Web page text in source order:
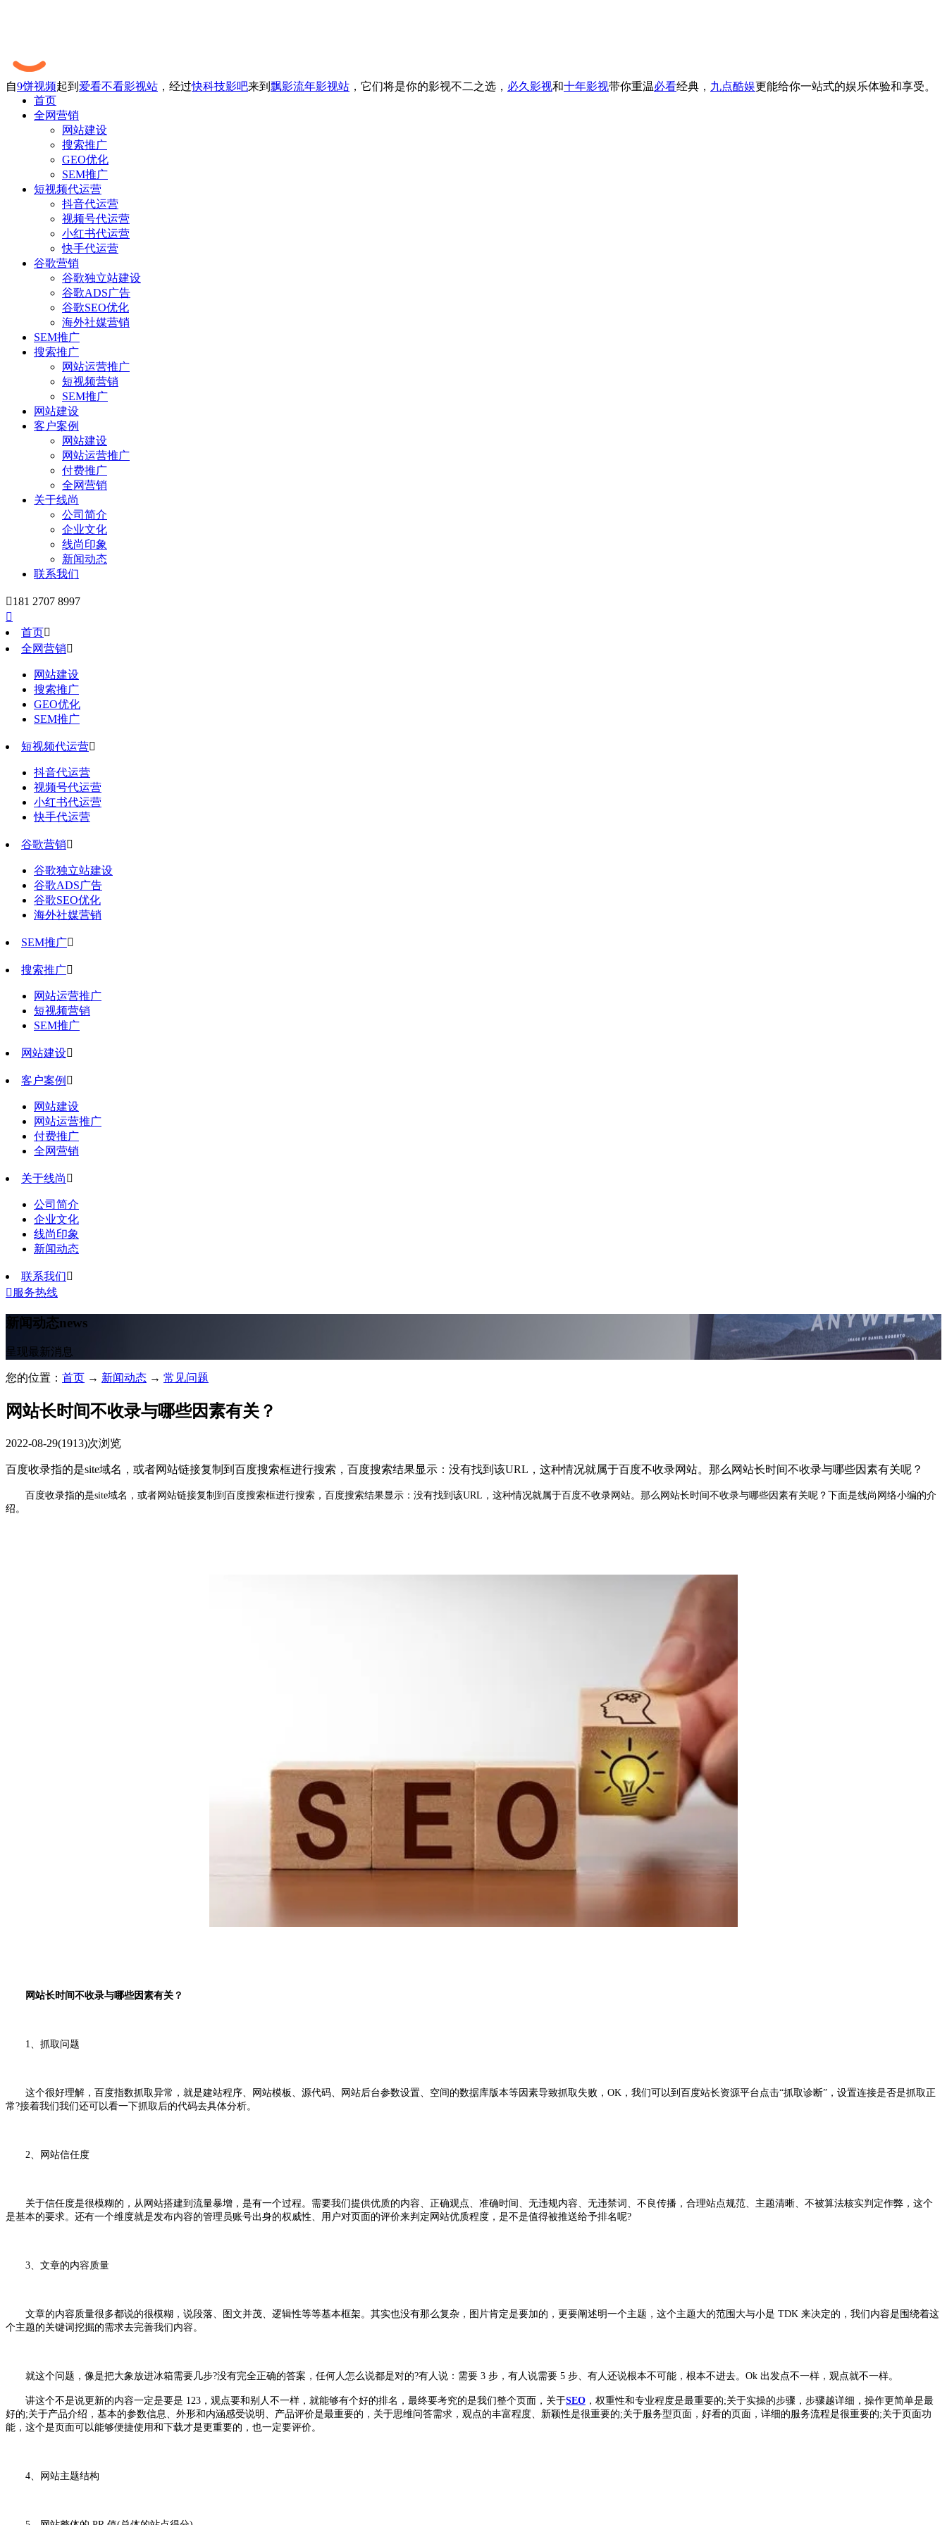
首页
全网营销
网站建设
搜索推广
GEO优化
SEM推广
短视频代运营
抖音代运营
视频号代运营
小红书代运营
快手代运营
谷歌营销
谷歌独立站建设
谷歌ADS广告
谷歌SEO优化
海外社媒营销
SEM推广
搜索推广
网站运营推广
短视频营销
SEM推广
网站建设
客户案例
网站建设
网站运营推广
付费推广
全网营销
关于线尚
公司简介
企业文化
线尚印象
新闻动态
联系我们
181 2707 8997

首页
全网营销
网站建设
搜索推广
GEO优化
SEM推广
短视频代运营
抖音代运营
视频号代运营
小红书代运营
快手代运营
谷歌营销
谷歌独立站建设
谷歌ADS广告
谷歌SEO优化
海外社媒营销
SEM推广
搜索推广
网站运营推广
短视频营销
SEM推广
网站建设
客户案例 
网站建设
网站运营推广
付费推广
全网营销
关于线尚 
公司简介
企业文化
线尚印象
新闻动态
联系我们
 服务热线
新闻动态news
呈现最新消息
您的位置： 首页 → 新闻动态 → 常见问题
网站长时间不收录与哪些因素有关？
2022-08-29(1913)次浏览
百度收录指的是site域名，或者网站链接复制到百度搜索框进行搜索，百度搜索结果显示：没有找到该URL，这种情况就属于百度不收录网站。那么网站长时间不收录与哪些因素有关呢？
自9饼视频起到 爱看不看影视站 ，经过快科技影吧来到 飘影流年影视站 ，它们将是你的影视不二之选， 必久影视和十年影视带你重温必看经典， 九点酷娱更能给你一站式的娱乐体验和享受。
百度收录指的是site域名，或者网站链接复制到百度搜索框进行搜索，百度搜索结果显示：没有找到该URL，这种情况就属于百度不收录网站。那么网站长时间不收录与哪些因素有关呢？下面是线尚网络小编的介
绍。
网站长时间不收录与哪些因素有关？
1、抓取问题
这个很好理解，百度指数抓取异常，就是建站程序、网站模板、源代码、网站后台参数设置、空间的数据库版本等因素导致抓取失败，OK，我们可以到百度站长资源平台点击“抓取诊断”，设置连接是否是抓取正
常?接着我们我们还可以看一下抓取后的代码去具体分析。
2、网站信任度
关于信任度是很模糊的，从网站搭建到流量暴增，是有一个过程。需要我们提供优质的内容、正确观点、准确时间、无违规内容、无违禁词、不良传播，合理站点规范、主题清晰、不被算法核实判定作弊，这个
是基本的要求。还有一个维度就是发布内容的管理员账号出身的权威性、用户对页面的评价来判定网站优质程度，是不是值得被推送给予排名呢?
3、文章的内容质量
文章的内容质量很多都说的很模糊，说段落、图文并茂、逻辑性等等基本框架。其实也没有那么复杂，图片肯定是要加的，更要阐述明一个主题，这个主题大的范围大与小是 TDK 来决定的，我们内容是围绕着这
个主题的关键词挖掘的需求去完善我们内容。
就这个问题，像是把大象放进冰箱需要几步?没有完全正确的答案，任何人怎么说都是对的?有人说：需要 3 步，有人说需要 5 步、有人还说根本不可能，根本不进去。Ok 出发点不一样，观点就不一样。
讲这个不是说更新的内容一定是要是 123，观点要和别人不一样，就能够有个好的排名，最终要考究的是我们整个页面，关于SEO ，权重性和专业程度是最重要的;关于实操的步骤，步骤越详细，操作更简单是最
好的;关于产品介绍，基本的参数信息、外形和内涵感受说明、产品评价是最重要的，关于思维问答需求，观点的丰富程度、新颖性是很重要的;关于服务型页面，好看的页面，详细的服务流程是很重要的;关于页面功
能，这个是页面可以能够便捷使用和下载才是更重要的，也一定要评价。
4、网站主题结构